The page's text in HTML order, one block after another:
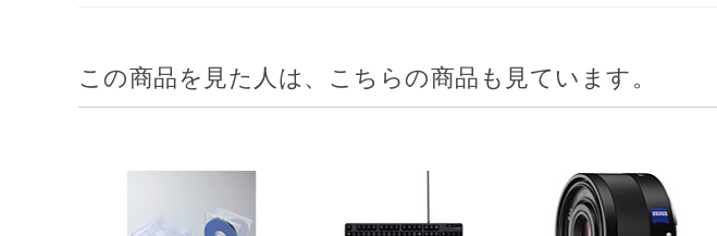
この商品を見た人は、こちらの商品も見ています。